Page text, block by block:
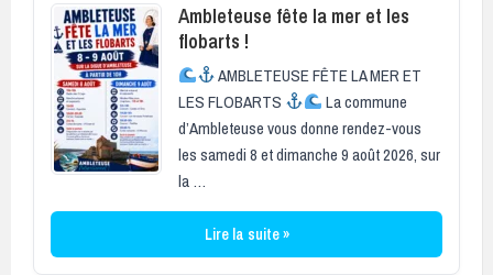
Ambleteuse fête la mer et les
flobarts !
AMBLETEUSE FÊTE LA MER ET
LES FLOBARTS
La commune
d’Ambleteuse vous donne rendez-vous
les samedi 8 et dimanche 9 août 2026, sur
la …
Lire la suite »